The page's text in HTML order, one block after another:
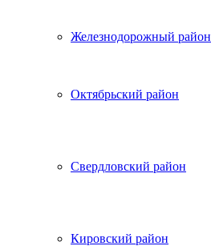
Железнодорожный район
Октябрьский район
Свердловский район
Кировский район